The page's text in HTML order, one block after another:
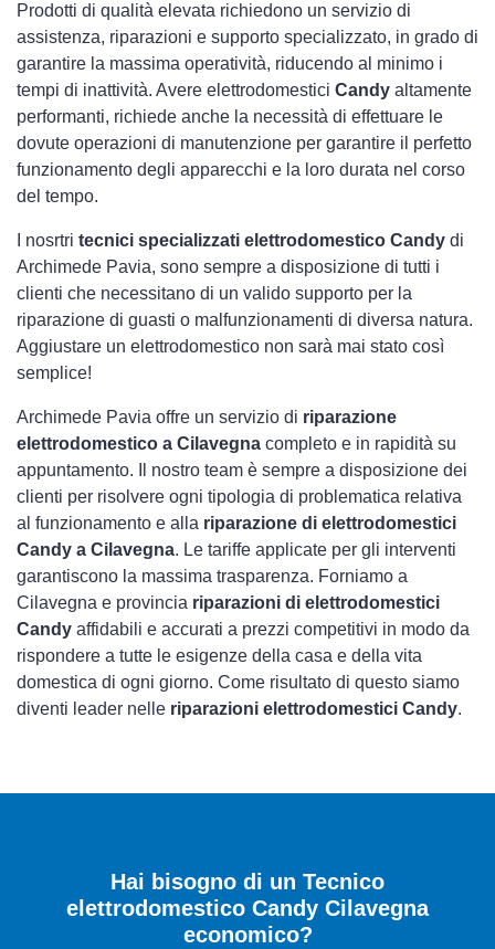
Prodotti di qualità elevata richiedono un servizio di
assistenza, riparazioni e supporto specializzato, in grado di
garantire la massima operatività, riducendo al minimo i
tempi di inattività. Avere elettrodomestici Candy altamente
performanti, richiede anche la necessità di effettuare le
dovute operazioni di manutenzione per garantire il perfetto
funzionamento degli apparecchi e la loro durata nel corso
del tempo.
I nosrtri tecnici specializzati elettrodomestico Candy di
Archimede Pavia, sono sempre a disposizione di tutti i
clienti che necessitano di un valido supporto per la
riparazione di guasti o malfunzionamenti di diversa natura.
Aggiustare un elettrodomestico non sarà mai stato così
semplice!
Archimede Pavia offre un servizio di riparazione
elettrodomestico a Cilavegna completo e in rapidità su
appuntamento. Il nostro team è sempre a disposizione dei
clienti per risolvere ogni tipologia di problematica relativa
al funzionamento e alla riparazione di elettrodomestici
Candy a Cilavegna. Le tariffe applicate per gli interventi
garantiscono la massima trasparenza. Forniamo a
Cilavegna e provincia riparazioni di elettrodomestici
Candy affidabili e accurati a prezzi competitivi in modo da
rispondere a tutte le esigenze della casa e della vita
domestica di ogni giorno. Come risultato di questo siamo
diventi leader nelle riparazioni elettrodomestici Candy.
Hai bisogno di un Tecnico
elettrodomestico Candy Cilavegna
economico?